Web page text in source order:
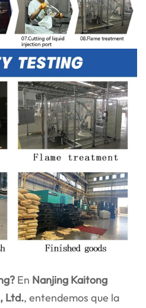
En Nanjing Kaitong
Ltd., entendemos que la